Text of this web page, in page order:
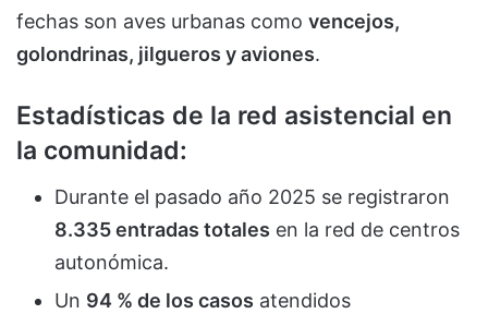
fechas son aves urbanas como vencejos,
golondrinas, jilgueros y aviones.
Estadísticas de la red asistencial en
la comunidad:
Durante el pasado año 2025 se registraron
8.335 entradas totales en la red de centros
autonómica.
Un 94 % de los casos atendidos